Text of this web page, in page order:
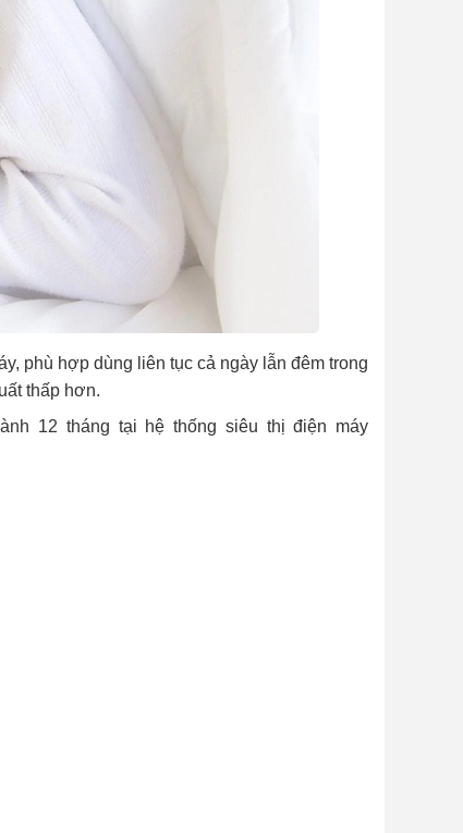
phù hợp dùng liên tục cả ngày lẫn đêm trong
thấp hơn.
12 tháng tại hệ thống siêu thị điện máy